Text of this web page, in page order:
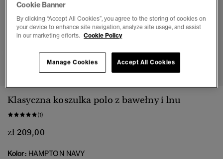
1 2 4 5
Klasyczna koszulka polo z bawełny i lnu
(1)
zł 209,00
Kolor: HAMPTON NAVY
Cookie Banner
By clicking “Accept All Cookies”, you agree to the storing of cookies on
your device to enhance site navigation, analyze site usage, and assist
in our marketing efforts. Cookie Policy
Accept All Cookies
Manage Cookies